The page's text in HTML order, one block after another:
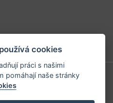
cookies
práci s našimi
pomáhají naše stránky